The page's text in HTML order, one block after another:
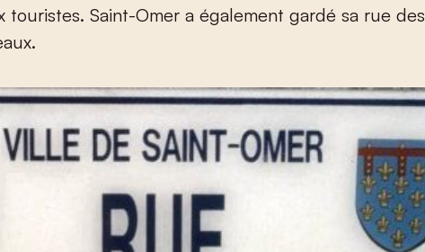
touristes. Saint-Omer a également gardé sa rue des